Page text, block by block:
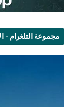
مجموعة التلغرام -